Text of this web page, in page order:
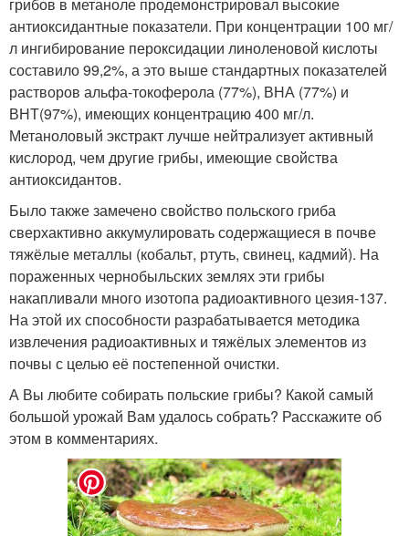
антиоксидантные показатели. При концентрации 100 мг/
л ингибирование пероксидации линоленовой кислоты
составило 99,2%, а это выше стандартных показателей
растворов альфа-токоферола (77%), ВНА (77%) и
ВНТ(97%), имеющих концентрацию 400 мг/л.
Метаноловый экстракт лучше нейтрализует активный
кислород, чем другие грибы, имеющие свойства
антиоксидантов.
Было также замечено свойство польского гриба
сверхактивно аккумулировать содержащиеся в почве
тяжёлые металлы (кобальт, ртуть, свинец, кадмий). На
пораженных чернобыльских землях эти грибы
накапливали много изотопа радиоактивного цезия-137.
На этой их способности разрабатывается методика
извлечения радиоактивных и тяжёлых элементов из
почвы с целью её постепенной очистки.
А Вы любите собирать польские грибы? Какой самый
большой урожай Вам удалось собрать? Расскажите об
этом в комментариях.